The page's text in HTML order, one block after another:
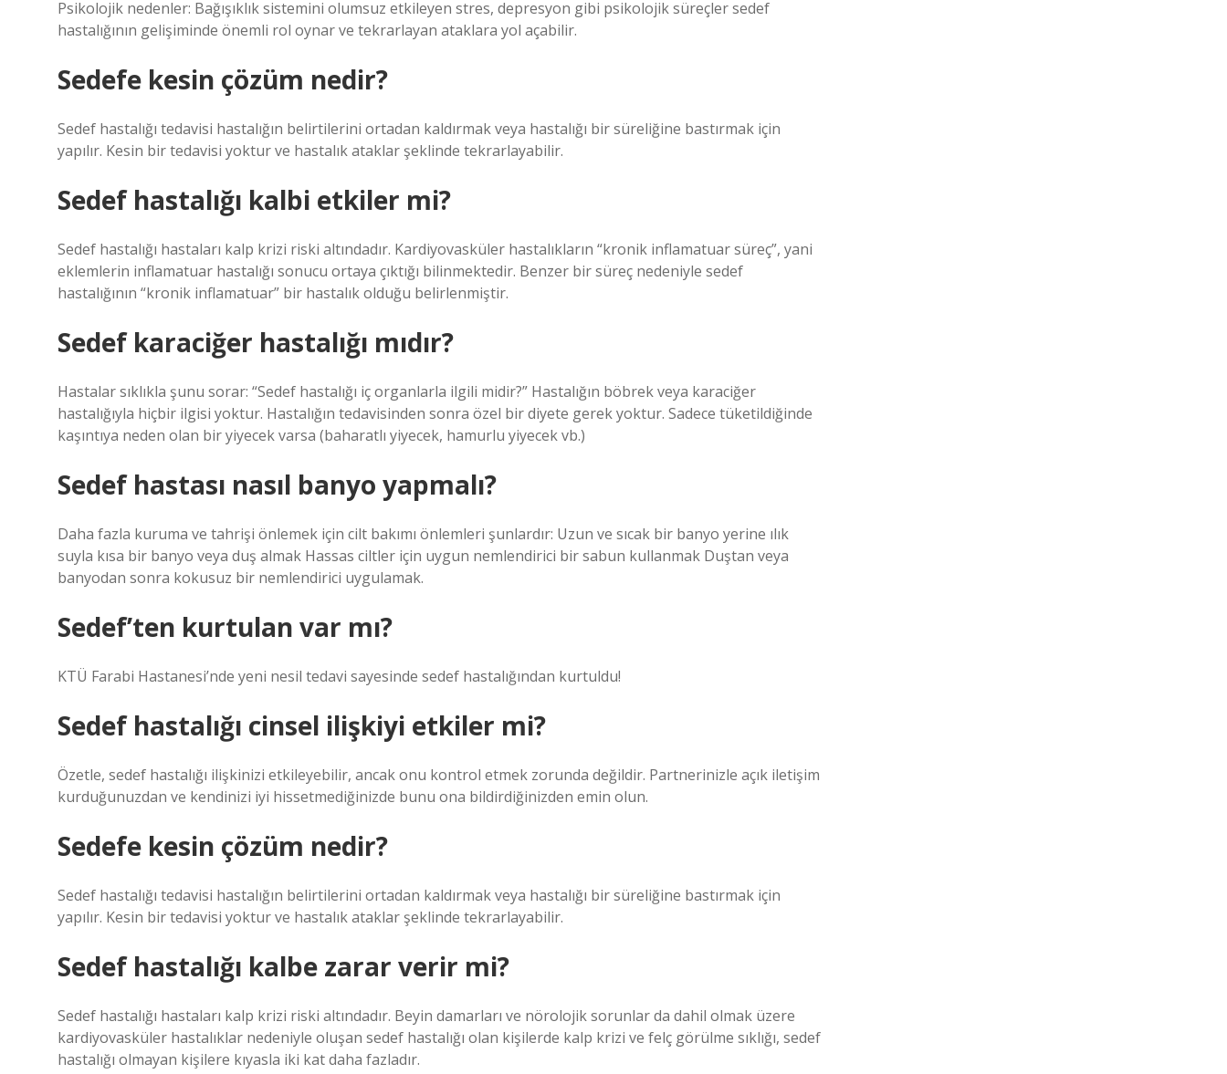
Psikolojik nedenler: Bağışıklık sistemini olumsuz etkileyen stres, depresyon gibi psikolojik süreçler sedef
hastalığının gelişiminde önemli rol oynar ve tekrarlayan ataklara yol açabilir.
Sedefe kesin çözüm nedir?
Sedef hastalığı tedavisi hastalığın belirtilerini ortadan kaldırmak veya hastalığı bir süreliğine bastırmak için
yapılır. Kesin bir tedavisi yoktur ve hastalık ataklar şeklinde tekrarlayabilir.
Sedef hastalığı kalbi etkiler mi?
Sedef hastalığı hastaları kalp krizi riski altındadır. Kardiyovasküler hastalıkların “kronik inflamatuar süreç”, yani
eklemlerin inflamatuar hastalığı sonucu ortaya çıktığı bilinmektedir. Benzer bir süreç nedeniyle sedef
hastalığının “kronik inflamatuar” bir hastalık olduğu belirlenmiştir.
Sedef karaciğer hastalığı mıdır?
Hastalar sıklıkla şunu sorar: “Sedef hastalığı iç organlarla ilgili midir?” Hastalığın böbrek veya karaciğer
hastalığıyla hiçbir ilgisi yoktur. Hastalığın tedavisinden sonra özel bir diyete gerek yoktur. Sadece tüketildiğinde
kaşıntıya neden olan bir yiyecek varsa (baharatlı yiyecek, hamurlu yiyecek vb.)
Sedef hastası nasıl banyo yapmalı?
Daha fazla kuruma ve tahrişi önlemek için cilt bakımı önlemleri şunlardır: Uzun ve sıcak bir banyo yerine ılık
suyla kısa bir banyo veya duş almak Hassas ciltler için uygun nemlendirici bir sabun kullanmak Duştan veya
banyodan sonra kokusuz bir nemlendirici uygulamak.
Sedef’ten kurtulan var mı?
KTÜ Farabi Hastanesi’nde yeni nesil tedavi sayesinde sedef hastalığından kurtuldu!
Sedef hastalığı cinsel ilişkiyi etkiler mi?
Özetle, sedef hastalığı ilişkinizi etkileyebilir, ancak onu kontrol etmek zorunda değildir. Partnerinizle açık iletişim
kurduğunuzdan ve kendinizi iyi hissetmediğinizde bunu ona bildirdiğinizden emin olun.
Sedefe kesin çözüm nedir?
Sedef hastalığı tedavisi hastalığın belirtilerini ortadan kaldırmak veya hastalığı bir süreliğine bastırmak için
yapılır. Kesin bir tedavisi yoktur ve hastalık ataklar şeklinde tekrarlayabilir.
Sedef hastalığı kalbe zarar verir mi?
Sedef hastalığı hastaları kalp krizi riski altındadır. Beyin damarları ve nörolojik sorunlar da dahil olmak üzere
kardiyovasküler hastalıklar nedeniyle oluşan sedef hastalığı olan kişilerde kalp krizi ve felç görülme sıklığı, sedef
hastalığı olmayan kişilere kıyasla iki kat daha fazladır.